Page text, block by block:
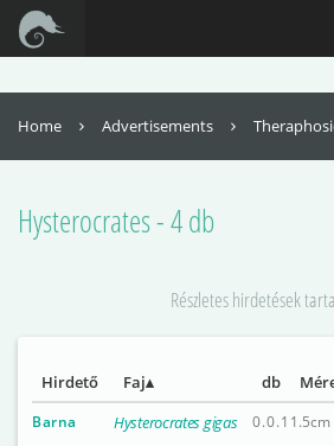
For full functionality of this site it is necessary
theinstructions how to enable JavaScript in
Home Advertisements
Hysterocrates - 4 db
Részletes hirdetések
Hirdető Faj db
Barna Hysterocrates gigas 0.0.1 1.5cm